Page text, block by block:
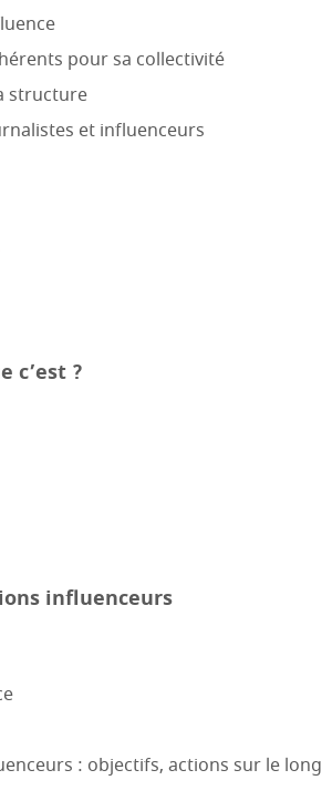
pour sa collectivité
structure
et influenceurs
c’est ?
influenceurs
: objectifs, actions sur le long